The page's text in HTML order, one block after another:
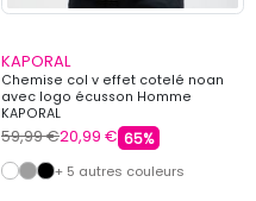
KAPORAL
Chemise col v effet cotelé noan
avec logo écusson Homme
KAPORAL
59,99 €20,99 € 65%
+ 5 autres couleurs